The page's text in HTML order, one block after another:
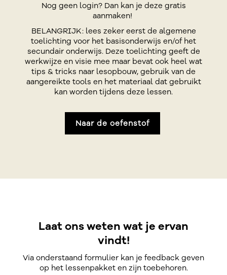
Nog geen login? Dan kan je deze gratis
aanmaken!
BELANGRIJK: lees zeker eerst de algemene
toelichting voor het basisonderwijs en/of het
secundair onderwijs. Deze toelichting geeft de
werkwijze en visie mee maar bevat ook heel wat
tips & tricks naar lesopbouw, gebruik van de
aangereikte tools en het materiaal dat gebruikt
kan worden tijdens deze lessen.
Naar de oefenstof
Laat ons weten wat je ervan
vindt!
Via onderstaand formulier kan je feedback geven
op het lessenpakket en zijn toebehoren.